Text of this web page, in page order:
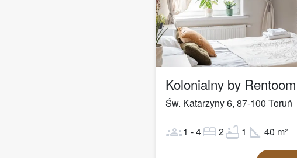
1
Kolonialny by Rentoom
Św. Katarzyny 6, 87-100 Toruń
groups1 -4bed2bathtub 1 square_foot 40 m²